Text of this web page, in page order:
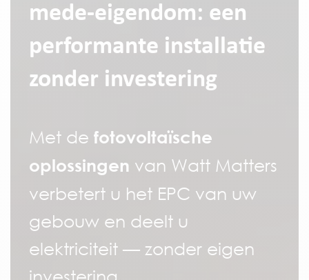
mede-eigendom: een
performante installatie
zonder investering
Met de fotovoltaïsche
oplossingen van Watt Matters
verbetert u het EPC van uw
gebouw en deelt u
elektriciteit — zonder eigen
investering.